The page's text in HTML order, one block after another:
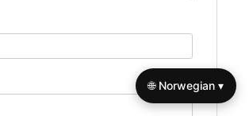
🌐 Norwegian ▾